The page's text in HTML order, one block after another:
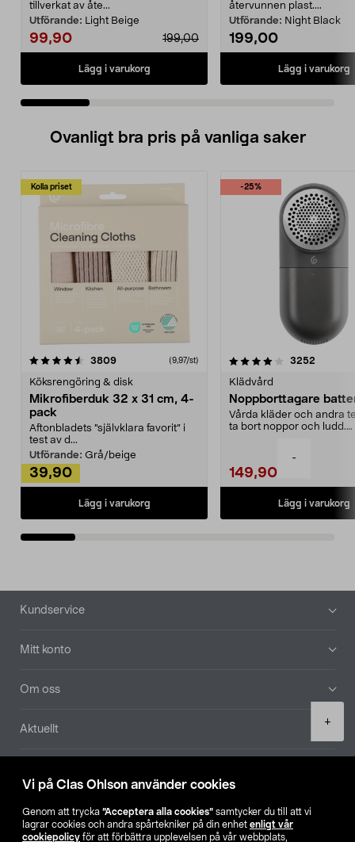
Vi på Clas Ohlson använder cookies
Genom att trycka ”Acceptera alla cookies” samtycker du till att vi
lagrar cookies och andra spårtekniker på din enhet enligt vår
cookiepolicy för att förbättra upplevelsen på vår webbplats,
-
+
tillverkat av åte...
Utförande: Light Beige
99,90 199,00
Lägg i varukorg
återvunnen plast....
Utförande: Night Black
199,00
Lägg i varukorg
Ovanligt bra pris på vanliga saker
Kolla priset
3809recensioner (9,97/st)
Köksrengöring & disk
Mikrofiberduk 32 x 31 cm, 4-
pack
Aftonbladets "självklara favorit” i
test av d...
Utförande: Grå/beige
39,90
Lägg i varukorg
-25%
4.0av 5 stjärnor 3252
Klädvård
Noppborttagare
Vårda kläder och andra
ta bort noppor och ludd.
149,90
Lägg i varukorg
4.5av 5 stjärnor
Sidfot
Kundservice
Mitt konto
Om oss
Aktuellt
Hitta butik